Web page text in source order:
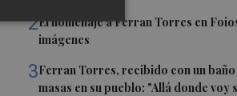
2El homenaje a Ferran Torres en
imágenes
3Ferran Torres, recibido con un baño
masas en su pueblo: "Allá donde voy